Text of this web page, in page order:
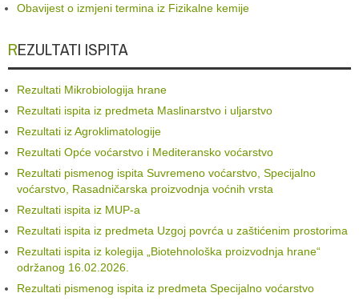
Obavijest o izmjeni termina iz Fizikalne kemije
REZULTATI ISPITA
Rezultati Mikrobiologija hrane
Rezultati ispita iz predmeta Maslinarstvo i uljarstvo
Rezultati iz Agroklimatologije
Rezultati Opće voćarstvo i Mediteransko voćarstvo
Rezultati pismenog ispita Suvremeno voćarstvo, Specijalno
voćarstvo, Rasadničarska proizvodnja voćnih vrsta
Rezultati ispita iz MUP-a
Rezultati ispita iz predmeta Uzgoj povrća u zaštićenim prostorima
Rezultati ispita iz kolegija „Biotehnološka proizvodnja hrane“
održanog 16.02.2026.
Rezultati pismenog ispita iz predmeta Specijalno voćarstvo